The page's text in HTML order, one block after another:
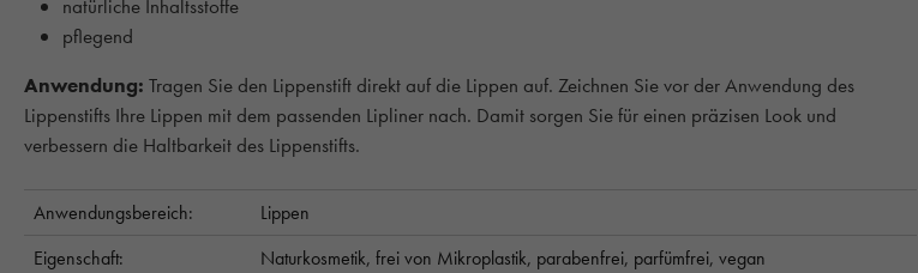
natürliche Inhaltsstoffe
pflegend
Anwendung: Tragen Sie den Lippenstift direkt auf die Lippen auf. Zeichnen Sie vor der Anwendung des
Lippenstifts Ihre Lippen mit dem passenden Lipliner nach. Damit sorgen Sie für einen präzisen Look und
verbessern die Haltbarkeit des Lippenstifts.
Anwendungsbereich:
Lippen
Eigenschaft:
Naturkosmetik, frei von Mikroplastik, parabenfrei, parfümfrei, vegan